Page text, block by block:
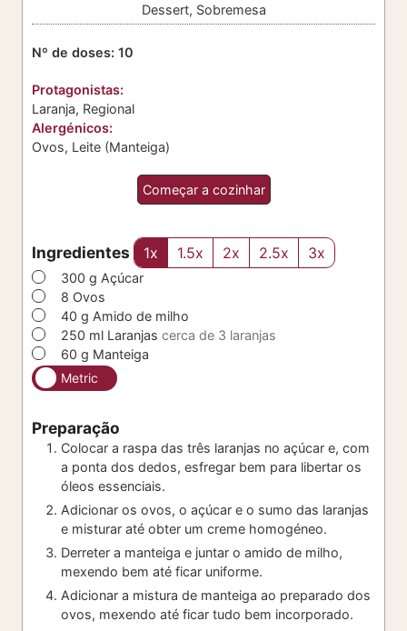
Dessert, Sobremesa
Nº de doses: 10
Protagonistas:
Laranja, Regional
Alergénicos:
Ovos, Leite (Manteiga)
Começar a cozinhar
Ingredientes 1x 1.5x 2x 2.5x 3x
▢
300 g Açúcar
▢
8 Ovos
▢
40 g Amido de milho
▢
250 ml Laranjas cerca de 3 laranjas
▢
60 g Manteiga
Metric
Preparação
Colocar a raspa das três laranjas no açúcar e, com
a ponta dos dedos, esfregar bem para libertar os
óleos essenciais.
Adicionar os ovos, o açúcar e o sumo das laranjas
e misturar até obter um creme homogéneo.
Derreter a manteiga e juntar o amido de milho,
mexendo bem até ficar uniforme.
Adicionar a mistura de manteiga ao preparado dos
ovos, mexendo até ficar tudo bem incorporado.